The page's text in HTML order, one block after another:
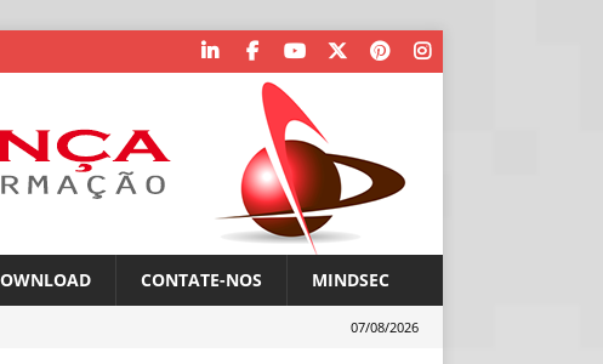
CONTATE-NOS MINDSEC
07/08/2026